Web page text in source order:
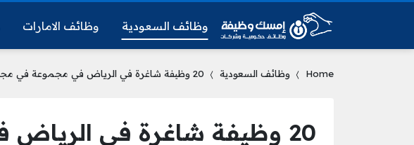
وظائف السعودية وظائف الامارات
Home وظائف السعودية 20 وظيفة شاغرة في الرياض في مجموعة في مجموعه أحمد المحيسني
20 وظيفة شاغرة في الرياض في مجموعة في مجموعه أحمد المحيسني